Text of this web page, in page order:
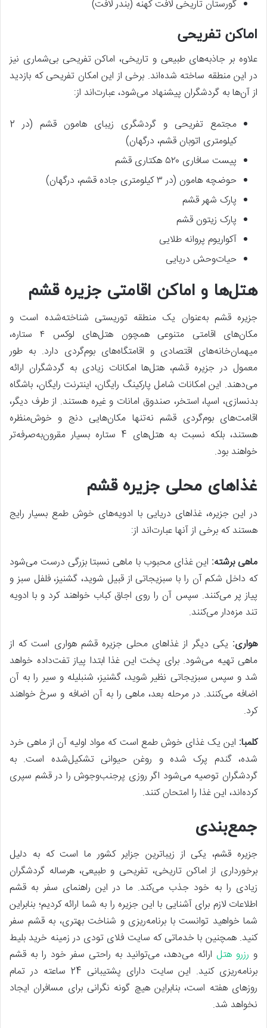
گورستان تاریخی لافت کهنه (بندر لافت)
اماکن تفریحی
علاوه بر جاذبه‌های طبیعی و تاریخی، اماکن تفریحی بی‌شماری نیز
در این منطقه ساخته شده‌اند. برخی از این امکان تفریحی که بازدید
از آن‌ها به گردشگران پیشنهاد می‌شود، عبارت‌اند از:
مجتمع تفریحی و گردشگری زیبای هامون قشم (در 2
کیلومتری اتوبان قشم، درگهان)
پیست سافاری ۵۲۰ هکتاری قشم
حوضچه هامون (در ۳ کیلومتری جاده قشم، درگهان)
پارک شهر قشم
پارک زیتون قشم
آکواریوم پروانه طلایی
حیات‌وحش دریایی
هتل‌ها و اماکن اقامتی جزیره قشم
جزیره قشم به‌عنوان یک منطقه توریستی شناخته‌شده است و
مکان‌های اقامتی متنوعی همچون هتل‌های لوکس ۴ ستاره،
میهمان‌خانه‌های اقتصادی و اقامتگاه‌های بوم‌گردی دارد. به طور
معمول در جزیره قشم، هتل‌ها امکانات زیادی به گردشگران ارائه
می‌دهند. این امکانات شامل پارکینگ رایگان، اینترنت رایگان، باشگاه
بدنسازی، اسپا، استخر، صندوق امانات و غیره هستند. از طرف دیگر،
اقامت‌های بوم‌گردی قشم نه‌تنها مکان‌هایی دنج و خوش‌منظره
هستند، بلکه نسبت به هتل‌های 4 ستاره بسیار مقرون‌به‌صرفه‌تر
خواهند بود.
غذاهای محلی جزیره قشم
در این جزیره، غذاهای دریایی با ادویه‌های خوش طمع بسیار رایج
هستند که برخی از آنها عبارت‌اند از:
ماهی برشته: این غذای محبوب با ماهی نسبتا بزرگی درست می‌شود
که داخل شکم آن را با سبزیجاتی از قبیل شوید، گشنیز، فلفل سبز و
پیاز پر می‌کنند. سپس آن را روی اجاق کباب خواهند کرد و با ادویه
تند مزه‌دار می‌کنند.
هواری: یکی دیگر از غذاهای محلی جزیره قشم هواری است که از
ماهی تهیه می‌شود. برای پخت این غذا ابتدا پیاز تفت‌داده خواهد
شد و سپس سبزیجاتی نظیر شوید، گشنیز، شنبلیله و سیر را به آن
اضافه می‌کنند. در مرحله بعد، ماهی را به آن اضافه و سرخ خواهند
کرد.
کلمبا: این یک غذای خوش طمع است که مواد اولیه آن از ماهی خرد
شده، گندم پرک شده و روغن حیوانی تشکیل‌شده است. به
گردشگران توصیه می‌شود اگر روزی پرجنب‌وجوش را در قشم سپری
کرده‌اند، این غذا را امتحان کنند.
جمع‌بندی
جزیره قشم، یکی از زیباترین جزایر کشور ما است که به دلیل
برخورداری از اماکن تاریخی، تفریحی و طبیعی، هرساله گردشگران
زیادی را به خود جذب می‌کند. ما در این راهنمای سفر به قشم
اطلاعات لازم برای آشنایی با این جزیره را به شما ارائه کردیم؛ بنابراین
شما خواهید توانست با برنامه‌ریزی و شناخت بهتری، به قشم سفر
کنید. همچنین با خدماتی که سایت فلای تودی در زمینه خرید بلیط
و رزرو هتل ارائه می‌دهد، می‌توانید به راحتی سفر خود را به قشم
برنامه‌ریزی کنید. این سایت دارای پشتیبانی 24 ساعته در تمام
روزهای هفته است، بنابراین هیچ گونه نگرانی برای مسافران ایجاد
نخواهد شد.